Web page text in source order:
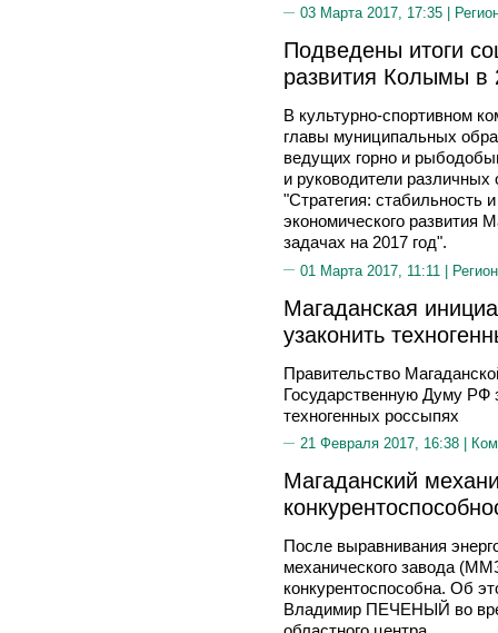
03 Марта 2017, 17:35 |
Подведены итоги
развития Колымы в
В культурно-спортивном
главы муниципальных
ведущих горно и
и руководители
"Стратегия: стабильность
экономического развития
задачах на 2017 год".
01 Марта 2017, 11:11 |
Магаданская
узаконить
Правительство
Государственную Думу РФ
техногенных россыпях
21 Февраля 2017, 16:38 |
Магаданский
После выравнивания
механического завода
конкурентоспособна. Об
Владимир ПЕЧЕНЫЙ во